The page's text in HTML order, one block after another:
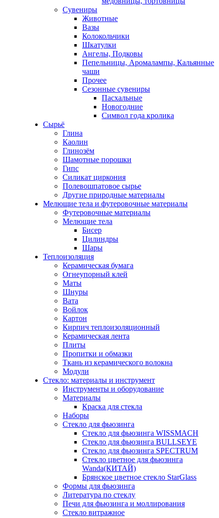
Сувениры
Животные
Вазы
Колокольчики
Шкатулки
Ангелы, Подковы
Пепельницы, Аромалампы, Кальянные
чаши
Прочее
Сезонные сувениры
Пасхальные
Новогодние
Символ года кролика
Сырьё
Глина
Каолин
Глинозём
Шамотные порошки
Гипс
Силикат циркония
Полевошпатовое сырье
Другие природные материалы
Мелющие тела и футеровочные материалы
Футеровочные материалы
Мелющие тела
Бисер
Цилиндры
Шары
Теплоизоляция
Керамическая бумага
Огнеупорный клей
Маты
Шнуры
Вата
Войлок
Картон
Кирпич теплоизоляционный
Керамическая лента
Плиты
Пропитки и обмазки
Ткань из керамического волокна
Модули
Стекло: материалы и инструмент
Инструменты и оборудование
Материалы
Краска для стекла
Наборы
Стекло для фьюзинга
Стекло для фьюзинга WISSMACH
Стекло для фьюзинга BULLSEYE
Стекло для фьюзинга SPECTRUM
Стекло цветное для фьюзинга
Wanda(КИТАЙ)
Брянское цветное стекло StarGlass
Формы для фьюзинга
Литература по стеклу
Печи для фьюзинга и моллирования
Стекло витражное